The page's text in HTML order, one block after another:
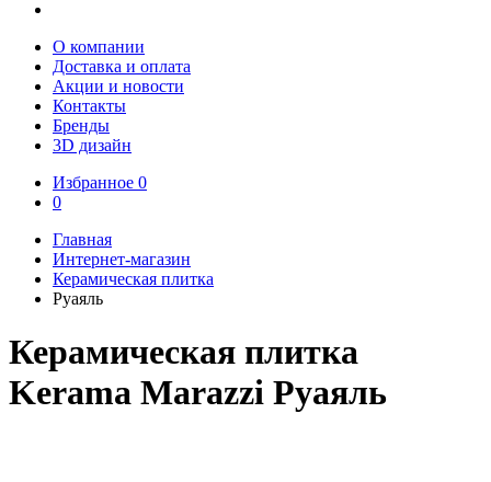
О компании
Доставка и оплата
Акции и новости
Контакты
Бренды
3D дизайн
Избранное 0
0
Главная
Интернет-магазин
Керамическая плитка
Руаяль
Керамическая плитка
Kerama Marazzi Руаяль